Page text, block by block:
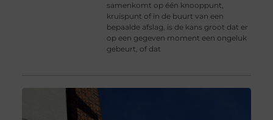
samenkomt op één knooppunt,
kruispunt of in de buurt van een
bepaalde afslag, is de kans groot dat er
op een gegeven moment een ongeluk
gebeurt, of dat